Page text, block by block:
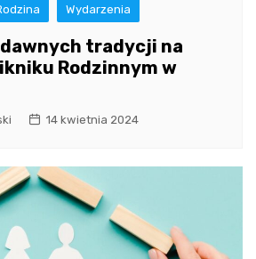
Wydarzenia
tradycji na
Rodzinnym w
14 kwietnia 2024